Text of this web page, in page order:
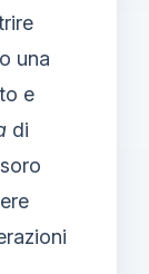
una
e
di